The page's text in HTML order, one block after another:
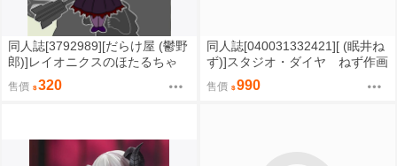
同人誌[3792989][だらけ屋 (鬱野
郎)]レイオニクスのほたるちゃ
ん 幕間 (偶像大師)
售價 320
同人誌[040031332421][ (眠井ね
ず)]スタジオ・ダイヤ ねず作画
作品総集編（仮） (原創)
售價 990